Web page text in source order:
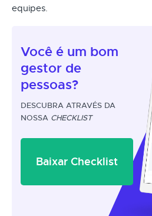
equipes.
Você é um bom
gestor de
pessoas?
DESCUBRA ATRAVÉS DA
NOSSA CHECKLIST
Baixar Checklist